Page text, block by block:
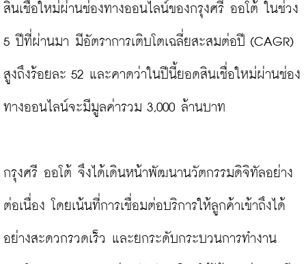
สินเชื่อใหม่ผ่านช่องทางออนไลน์ของกรุงศรี ออโต้ ในช่วง
5 ปีที่ผ่านมา มีอัตราการเติบโตเฉลี่ยสะสมต่อปี (CAGR)
สูงถึงร้อยละ 52 และคาดว่าในปีนี้ยอดสินเชื่อใหม่ผ่านช่อง
ทางออนไลน์จะมีมูลค่ารวม 3,000 ล้านบาท
กรุงศรี ออโต้ จึงได้เดินหน้าพัฒนานวัตกรรมดิจิทัลอย่าง
ต่อเนื่อง โดยเน้นที่การเชื่อมต่อบริการให้ลูกค้าเข้าถึงได้
อย่างสะดวกรวดเร็ว และยกระดับกระบวนการทำงาน